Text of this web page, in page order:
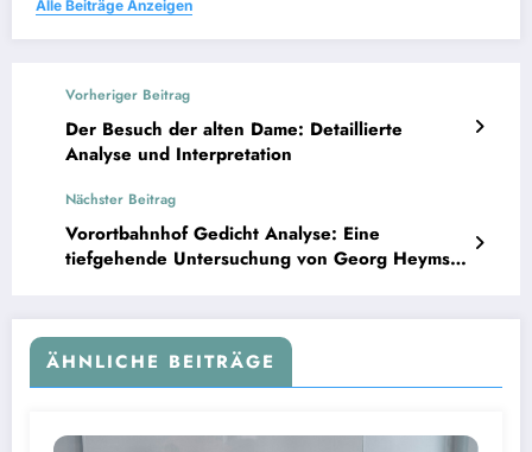
Alle Beiträge Anzeigen
Vorheriger Beitrag
Der Besuch der alten Dame: Detaillierte
Analyse und Interpretation
Nächster Beitrag
Vorortbahnhof Gedicht Analyse: Eine
tiefgehende Untersuchung von Georg Heyms
ÄHNLICHE BEITRÄGE